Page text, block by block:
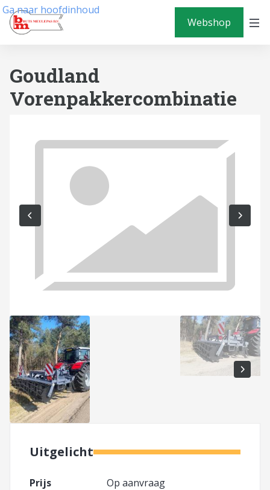
Ga naar hoofdinhoud
Webshop
Goudland
Vorenpakkercombinatie
Uitgelicht
Prijs
Op aanvraag